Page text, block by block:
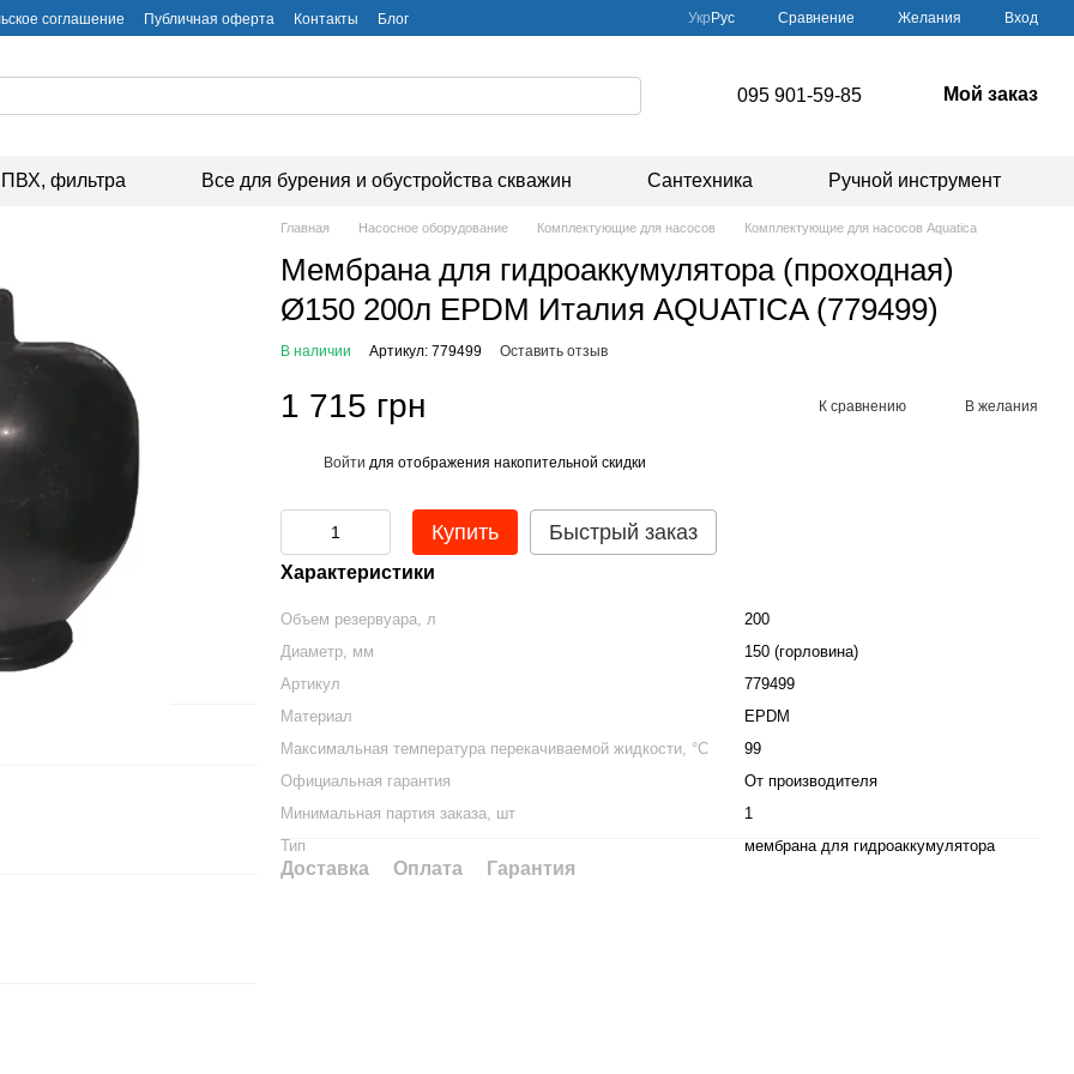
соглашение Публичная оферта Контакты Блог Укр Рус Сравнение Желания Вход
095 901-59-85 Мой заказ
фильтра Все для бурения и обустройства скважин Сантехника Ручной инструмент
Главная Насосное оборудование Комплектующие для насосов Комплектующие для насосов Aquatica
Мембрана для гидроаккумулятора (проходная)
Ø150 200л EPDM Италия AQUATICA (779499)
В наличии Артикул: 779499 Оставить отзыв
1 715 грн К сравнению В желания
Войти для отображения накопительной скидки
Купить Быстрый заказ
Характеристики
Объем резервуара, л
200
Диаметр, мм
150 (горловина)
Артикул
779499
Материал
EPDM
Максимальная температура перекачиваемой жидкости, °C
99
Официальная гарантия
От производителя
Минимальная партия заказа, шт
1
Тип
мембрана для гидроаккумулятора
Доставка Оплата Гарантия